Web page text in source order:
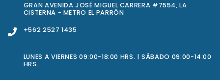
GRAN AVENIDA JOSÉ MIGUEL CARRERA #7554, LA
CISTERNA - METRO EL PARRÓN
+562 2527 1435
LUNES A VIERNES 09:00-18:00 HRS. | SÁBADO 09:00-14:00
HRS.